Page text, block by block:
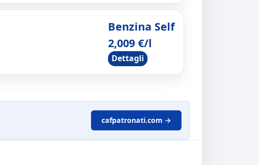
Benzina Self
2,009 €/l
Dettagli
cafpatronati.com →